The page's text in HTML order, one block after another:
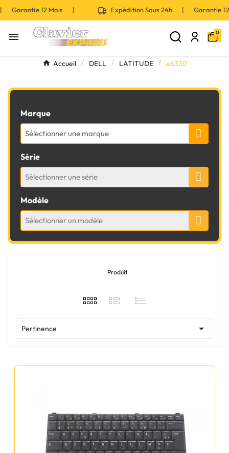
Garantie 12 Mois | Expédition Sous 24h | Garantie
 0
Accueil DELL LATITUDE e6330
Marque
Sélectionner une marque
Série
Sélectionner une série
Modèle
Sélectionner un modèle
Produit
Pertinence 